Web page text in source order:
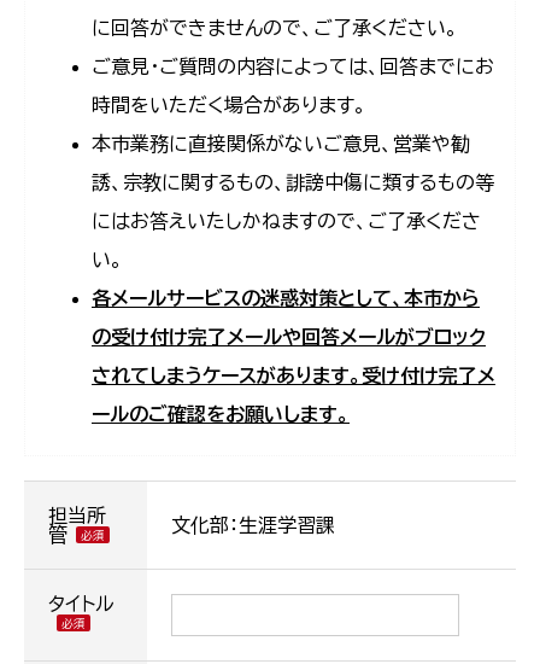
に回答ができませんので、ご了承ください。
ご意見・ご質問の内容によっては、回答までにお
時間をいただく場合があります。
本市業務に直接関係がないご意見、営業や勧
誘、宗教に関するもの、誹謗中傷に類するもの等
にはお答えいたしかねますので、ご了承くださ
い。
各メールサービスの迷惑対策として、本市から
の受け付け完了メールや回答メールがブロック
されてしまうケースがあります。受け付け完了メ
ールのご確認をお願いします。
担当所
管
文化部：生涯学習課
タイトル